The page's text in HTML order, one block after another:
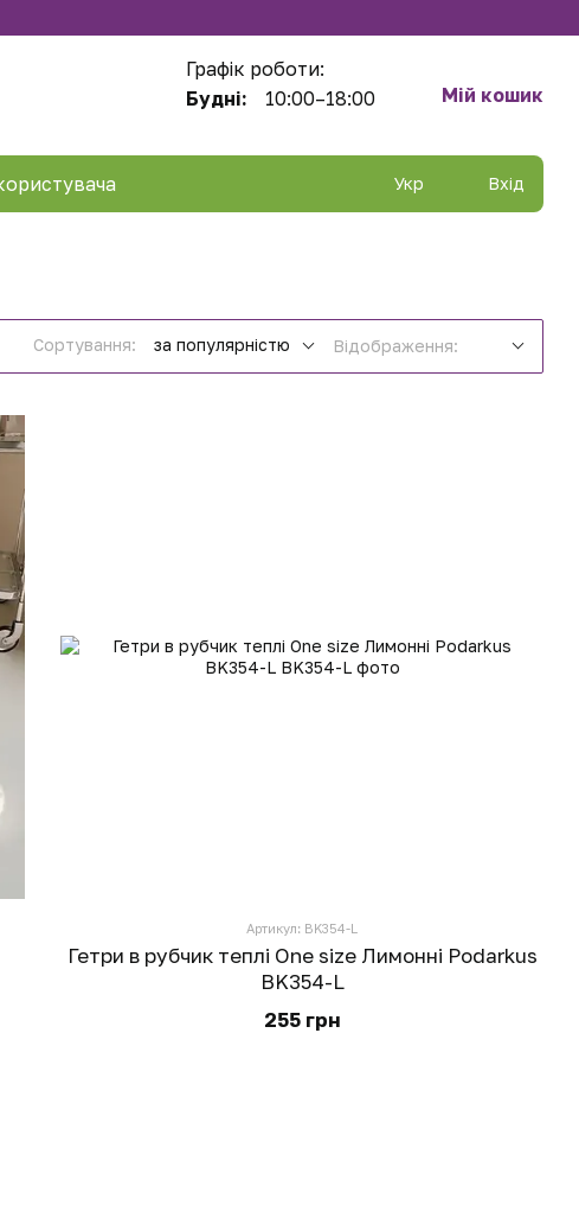
Графік роботи:
Будні:
10:00–18:00 Мій кошик
Укр Вхід
Сортування: за популярністю Відображення:
Артикул: BK354-L
Гетри в рубчик теплі One size Лимонні Podarkus
BK354-L
255 грн